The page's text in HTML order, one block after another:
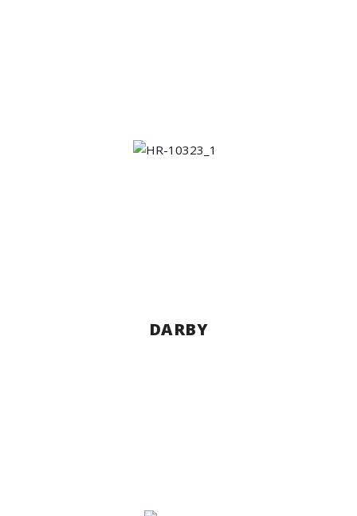
DARBY